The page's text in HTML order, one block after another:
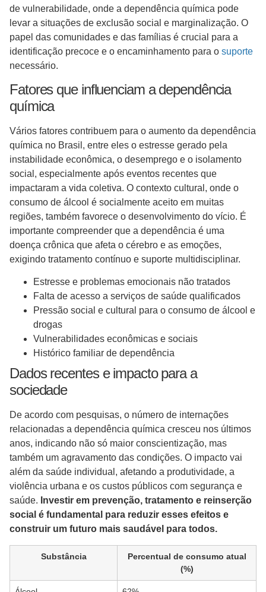
de vulnerabilidade, onde a dependência química pode
levar a situações de exclusão social e marginalização. O
papel das comunidades e das famílias é crucial para a
identificação precoce e o encaminhamento para o suporte
necessário.
Fatores que influenciam a dependência
química
Vários fatores contribuem para o aumento da dependência
química no Brasil, entre eles o estresse gerado pela
instabilidade econômica, o desemprego e o isolamento
social, especialmente após eventos recentes que
impactaram a vida coletiva. O contexto cultural, onde o
consumo de álcool é socialmente aceito em muitas
regiões, também favorece o desenvolvimento do vício. É
importante compreender que a dependência é uma
doença crônica que afeta o cérebro e as emoções,
exigindo tratamento contínuo e suporte multidisciplinar.
Estresse e problemas emocionais não tratados
Falta de acesso a serviços de saúde qualificados
Pressão social e cultural para o consumo de álcool e
drogas
Vulnerabilidades econômicas e sociais
Histórico familiar de dependência
Dados recentes e impacto para a
sociedade
De acordo com pesquisas, o número de internações
relacionadas a dependência química cresceu nos últimos
anos, indicando não só maior conscientização, mas
também um agravamento das condições. O impacto vai
além da saúde individual, afetando a produtividade, a
violência urbana e os custos públicos com segurança e
saúde. Investir em prevenção, tratamento e reinserção
social é fundamental para reduzir esses efeitos e
construir um futuro mais saudável para todos.
Substância
Percentual de consumo atual
(%)